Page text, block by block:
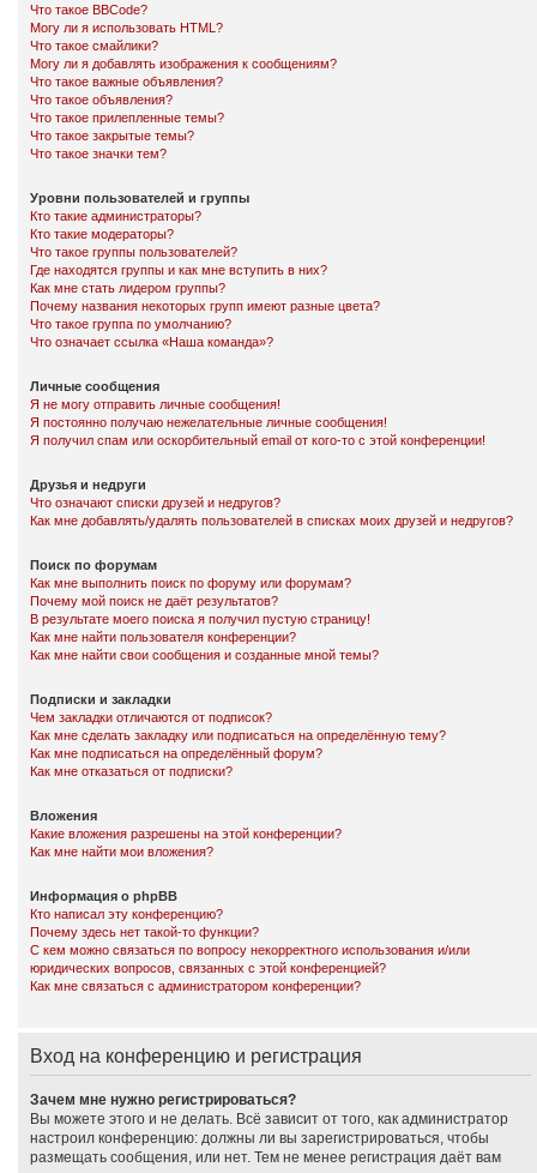
Что такое BBCode?
Могу ли я использовать HTML?
Что такое смайлики?
Могу ли я добавлять изображения к сообщениям?
Что такое важные объявления?
Что такое объявления?
Что такое прилепленные темы?
Что такое закрытые темы?
Что такое значки тем?
Уровни пользователей и группы
Кто такие администраторы?
Кто такие модераторы?
Что такое группы пользователей?
Где находятся группы и как мне вступить в них?
Как мне стать лидером группы?
Почему названия некоторых групп имеют разные цвета?
Что такое группа по умолчанию?
Что означает ссылка «Наша команда»?
Личные сообщения
Я не могу отправить личные сообщения!
Я постоянно получаю нежелательные личные сообщения!
Я получил спам или оскорбительный email от кого-то с этой конференции!
Друзья и недруги
Что означают списки друзей и недругов?
Как мне добавлять/удалять пользователей в списках моих друзей и недругов?
Поиск по форумам
Как мне выполнить поиск по форуму или форумам?
Почему мой поиск не даёт результатов?
В результате моего поиска я получил пустую страницу!
Как мне найти пользователя конференции?
Как мне найти свои сообщения и созданные мной темы?
Подписки и закладки
Чем закладки отличаются от подписок?
Как мне сделать закладку или подписаться на определённую тему?
Как мне подписаться на определённый форум?
Как мне отказаться от подписки?
Вложения
Какие вложения разрешены на этой конференции?
Как мне найти мои вложения?
Информация о phpBB
Кто написал эту конференцию?
Почему здесь нет такой-то функции?
С кем можно связаться по вопросу некорректного использования и/или
юридических вопросов, связанных с этой конференцией?
Как мне связаться с администратором конференции?
Вход на конференцию и регистрация
Зачем мне нужно регистрироваться?
Вы можете этого и не делать. Всё зависит от того, как администратор
настроил конференцию: должны ли вы зарегистрироваться, чтобы
размещать сообщения, или нет. Тем не менее регистрация даёт вам